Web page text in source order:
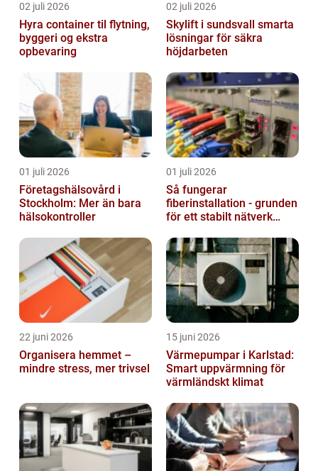
02 juli 2026
Hyra container til flytning,
byggeri og ekstra
opbevaring
02 juli 2026
Skylift i sundsvall smarta
lösningar för säkra
höjdarbeten
01 juli 2026
Företagshälsovård i
Stockholm: Mer än bara
hälsokontroller
01 juli 2026
Så fungerar
fiberinstallation - grunden
för ett stabilt nätverk
22 juni 2026
Organisera hemmet –
mindre stress, mer trivsel
15 juni 2026
Värmepumpar i Karlstad:
Smart uppvärmning för
värmländskt klimat